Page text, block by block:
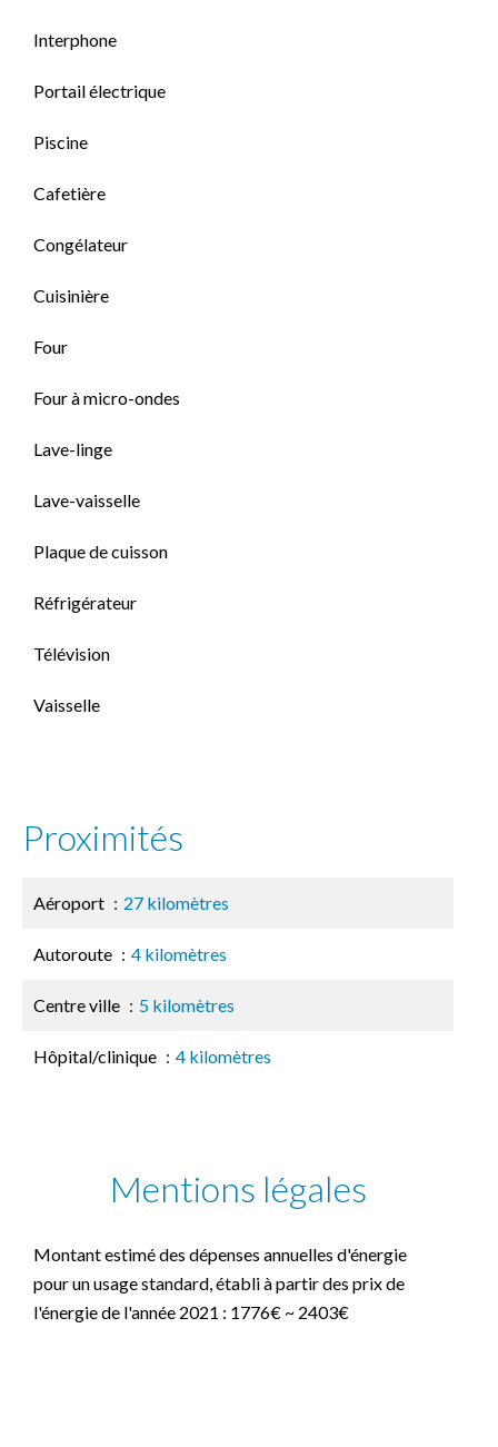
Interphone
Portail électrique
Piscine
Cafetière
Congélateur
Cuisinière
Four
Four à micro-ondes
Lave-linge
Lave-vaisselle
Plaque de cuisson
Réfrigérateur
Télévision
Vaisselle
Proximités
Aéroport 27 kilomètres
Autoroute 4 kilomètres
Centre ville 5 kilomètres
Hôpital/clinique 4 kilomètres
Mentions légales
Montant estimé des dépenses annuelles d'énergie
pour un usage standard, établi à partir des prix de
l'énergie de l'année 2021 : 1776€ ~ 2403€